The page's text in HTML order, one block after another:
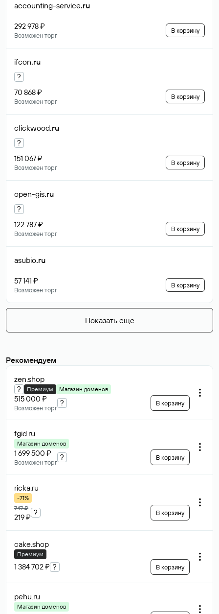
accounting-service.ru
292 978 ₽
Возможен торг
В корзину
ifcon.ru
?
70 868 ₽
Возможен торг
В корзину
clickwood.ru
?
151 067 ₽
Возможен торг
В корзину
open-gis.ru
?
122 787 ₽
Возможен торг
В корзину
asubio.ru
57 141 ₽
Возможен торг
В корзину
Показать еще
Рекомендуем
zen.shop
? Премиум Магазин доменов
515 000 ₽
Возможен торг
? В корзину
fgid.ru
Магазин доменов
1 699 500 ₽
Возможен торг
? В корзину
ricka.ru
-71%
747 ₽
219 ₽
? В корзину
cake.shop
Премиум
1 384 702 ₽ ? В корзину
pehu.ru
Магазин доменов